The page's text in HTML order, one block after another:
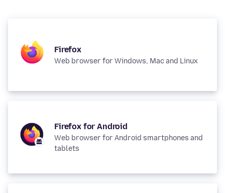
Firefox
Web browser for Windows, Mac and Linux
Firefox for Android
Web browser for Android smartphones and
tablets